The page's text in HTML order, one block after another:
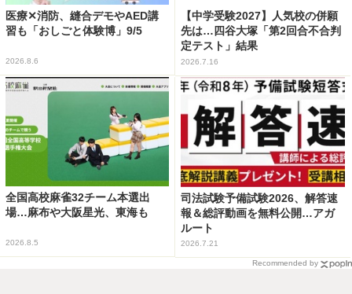
医療✕消防、縫合デモやAED講
習も「おしごと体験博」9/5
2026.8.6
【中学受験2027】人気校の併願
先は…四谷大塚「第2回合不合判
定テスト」結果
2026.7.16
全国高校麻雀32チーム本選出
場…麻布や大阪星光、東海も
2026.8.5
司法試験予備試験2026、解答速
報＆総評動画を無料公開…アガ
ルート
2026.7.21
Recommended by